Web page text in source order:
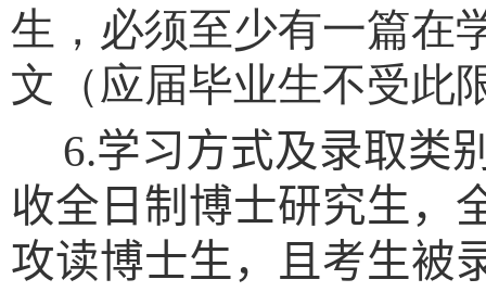
生，必须至少有一篇在
文（应届毕业生不受此
6.学习方式及录取类
收全日制博士研究生，
攻读博士生，且考生被